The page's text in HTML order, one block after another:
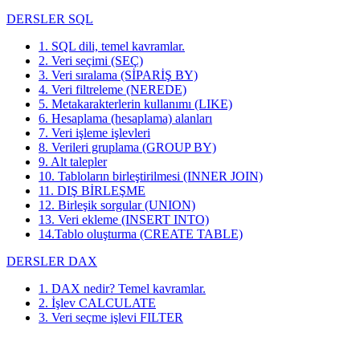
DERSLER SQL
1. SQL dili, temel kavramlar.
2. Veri seçimi (SEÇ)
3. Veri sıralama (SİPARİŞ BY)
4. Veri filtreleme (NEREDE)
5. Metakarakterlerin kullanımı (LIKE)
6. Hesaplama (hesaplama) alanları
7. Veri işleme işlevleri
8. Verileri gruplama (GROUP BY)
9. Alt talepler
10. Tabloların birleştirilmesi (INNER JOIN)
11. DIŞ BİRLEŞME
12. Birleşik sorgular (UNION)
13. Veri ekleme (INSERT INTO)
14.Tablo oluşturma (CREATE TABLE)
DERSLER DAX
1. DAX nedir? Temel kavramlar.
2. İşlev CALCULATE
3. Veri seçme işlevi FILTER